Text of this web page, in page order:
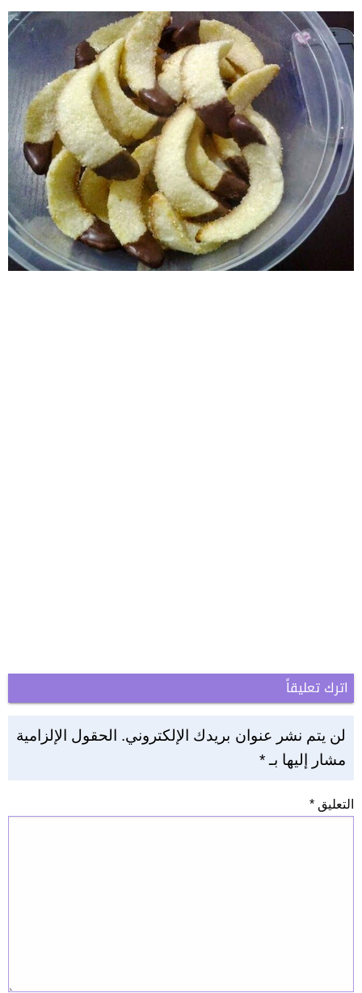
اترك تعليقاً
لن يتم نشر عنوان بريدك الإلكتروني. الحقول الإلزامية
مشار إليها بـ*
التعليق *